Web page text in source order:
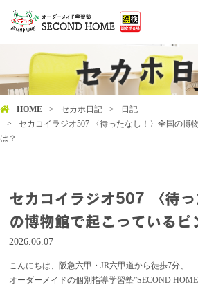
HOME セカホ日記
日記
セカコイラジオ507 〈待ったなし！〉全国の博
は？
セカコイラジオ507 〈待っ
の博物館で起こっているピ
2026.06.07
こんにちは、阪急六甲・JR六甲道から徒歩7分、
オーダーメイドの個別指導学習塾”SECOND